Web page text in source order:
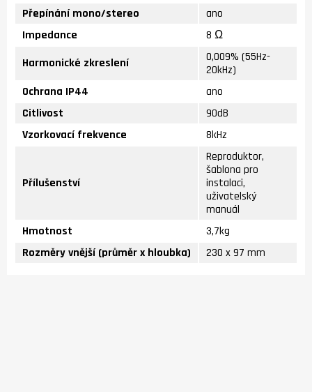
Přepínání mono/stereo
ano
Impedance
8 Ω
Harmonické zkreslení
0,009% (55Hz-
20kHz)
Ochrana IP44
ano
Citlivost
90dB
Vzorkovací frekvence
8kHz
Přílušenství
Reproduktor,
šablona pro
instalaci,
uživatelský
manuál
Hmotnost
3,7kg
Rozměry vnější (průměr x hloubka)
230 x 97 mm